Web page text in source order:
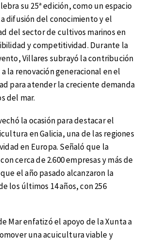
su 25ª edición, como un espacio
difusión del conocimiento y el
del sector de cultivos marinos en
y competitividad. Durante la
Villares subrayó la contribución
la renovación generacional en el
para atender la creciente demanda
del mar.
la ocasión para destacar el
en Galicia, una de las regiones
en Europa. Señaló que la
cerca de 2.600 empresas y más de
el año pasado alcanzaron la
los últimos 14 años, con 256
Mar enfatizó el apoyo de la Xunta a
una acuicultura viable y